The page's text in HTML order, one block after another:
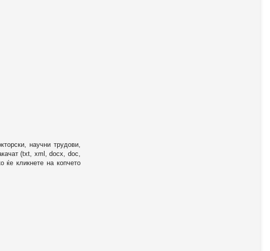
научни трудови,
(txt, xml, docx, doc,
ќе кликнете на копчето